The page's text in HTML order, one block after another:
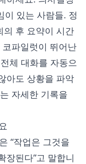
이 있는 사람들. 정
의 후 요약이 시간
파일럿이 뛰어난
체 대화를 자동으
아도 상황을 파악
자세한 기록을
“작업은 그것을
장된다”고 말합니